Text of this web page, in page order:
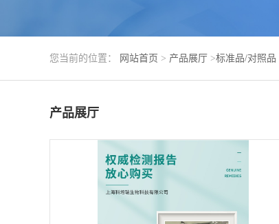
您当前的位置： 网站首页 > 产品展厅 >标准品/对照品
产品展厅